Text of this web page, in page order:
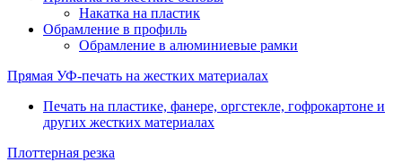
Накатка на пластик
Обрамление в профиль
Обрамление в алюминиевые рамки
Прямая УФ-печать на жестких материалах
Печать на пластике, фанере, оргстекле, гофрокартоне и
других жестких материалах
Плоттерная резка